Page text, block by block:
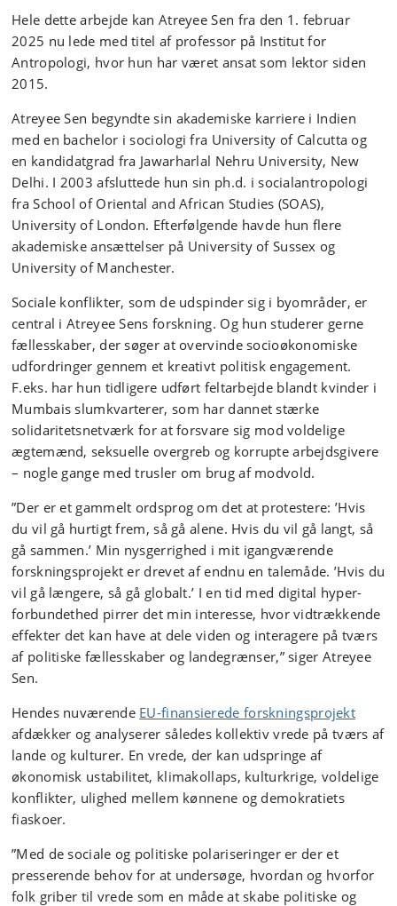
Hele dette arbejde kan Atreyee Sen fra den 1. februar
2025 nu lede med titel af professor på Institut for
Antropologi, hvor hun har været ansat som lektor siden
2015.
Atreyee Sen begyndte sin akademiske karriere i Indien
med en bachelor i sociologi fra University of Calcutta og
en kandidatgrad fra Jawarharlal Nehru University, New
Delhi. I 2003 afsluttede hun sin ph.d. i socialantropologi
fra School of Oriental and African Studies (SOAS),
University of London. Efterfølgende havde hun flere
akademiske ansættelser på University of Sussex og
University of Manchester.
Sociale konflikter, som de udspinder sig i byområder, er
central i Atreyee Sens forskning. Og hun studerer gerne
fællesskaber, der søger at overvinde socioøkonomiske
udfordringer gennem et kreativt politisk engagement.
F.eks. har hun tidligere udført feltarbejde blandt kvinder i
Mumbais slumkvarterer, som har dannet stærke
solidaritetsnetværk for at forsvare sig mod voldelige
ægtemænd, seksuelle overgreb og korrupte arbejdsgivere
– nogle gange med trusler om brug af modvold.
”Der er et gammelt ordsprog om det at protestere: ’Hvis
du vil gå hurtigt frem, så gå alene. Hvis du vil gå langt, så
gå sammen.’ Min nysgerrighed i mit igangværende
forskningsprojekt er drevet af endnu en talemåde. ’Hvis du
vil gå længere, så gå globalt.’ I en tid med digital hyper-
forbundethed pirrer det min interesse, hvor vidtrækkende
effekter det kan have at dele viden og interagere på tværs
af politiske fællesskaber og landegrænser,” siger Atreyee
Sen.
Hendes nuværende EU-finansierede forskningsprojekt
afdækker og analyserer således kollektiv vrede på tværs af
lande og kulturer. En vrede, der kan udspringe af
økonomisk ustabilitet, klimakollaps, kulturkrige, voldelige
konflikter, ulighed mellem kønnene og demokratiets
fiaskoer.
”Med de sociale og politiske polariseringer er der et
presserende behov for at undersøge, hvordan og hvorfor
folk griber til vrede som en måde at skabe politiske og